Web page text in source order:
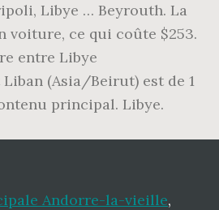
Libye … Beyrouth. La
voiture, ce qui coûte $253.
entre Libye
(Asia/Beirut) est de 1
principal. Libye.
Andorre-la-vieille,